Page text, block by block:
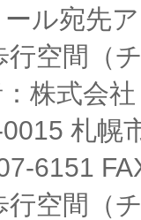
ル宛先
行空間（
株式会
札幌
6151
行空間（